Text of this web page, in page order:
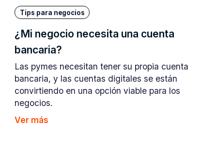
Tips para negocios
¿Mi negocio necesita una cuenta
bancaria?
Las pymes necesitan tener su propia cuenta
bancaria, y las cuentas digitales se están
convirtiendo en una opción viable para los
negocios.
Ver más